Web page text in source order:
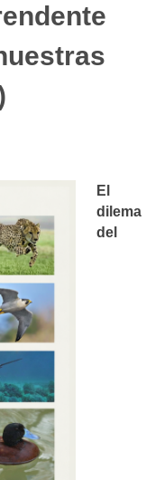
El
dilema
del